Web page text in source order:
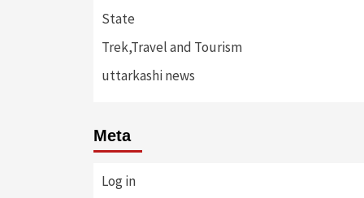
State
Trek,Travel and Tourism
uttarkashi news
Meta
Log in